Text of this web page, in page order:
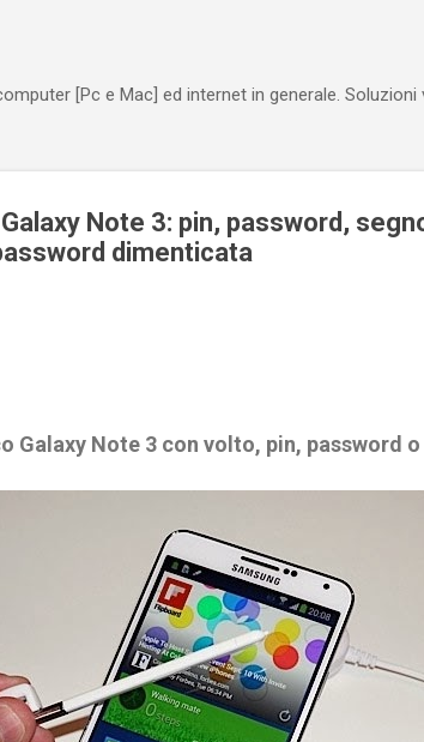
[Pc e Mac] ed internet in generale.
Note 3: pin, password,
dimenticata
Galaxy Note 3 con volto, pin, password